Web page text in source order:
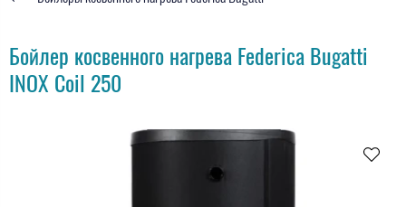
Бойлер косвенного нагрева Federica Bugatti
INOX Coil 250